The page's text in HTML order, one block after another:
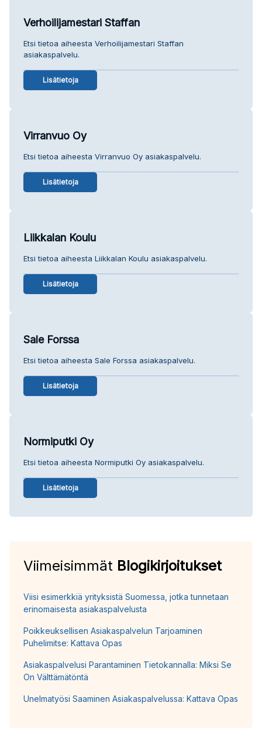
Verhoilijamestari Staffan
Etsi tietoa aiheesta Verhoilijamestari Staffan
asiakaspalvelu.
Lisätietoja
Virranvuo Oy
Etsi tietoa aiheesta Virranvuo Oy asiakaspalvelu.
Lisätietoja
Liikkalan Koulu
Etsi tietoa aiheesta Liikkalan Koulu asiakaspalvelu.
Lisätietoja
Sale Forssa
Etsi tietoa aiheesta Sale Forssa asiakaspalvelu.
Lisätietoja
Normiputki Oy
Etsi tietoa aiheesta Normiputki Oy asiakaspalvelu.
Lisätietoja
Viimeisimmät Blogikirjoitukset
Viisi esimerkkiä yrityksistä Suomessa, jotka tunnetaan
erinomaisesta asiakaspalvelusta
Poikkeuksellisen Asiakaspalvelun Tarjoaminen
Puhelimitse: Kattava Opas
Asiakaspalvelusi Parantaminen Tietokannalla: Miksi Se
On Välttämätöntä
Unelmatyösi Saaminen Asiakaspalvelussa: Kattava Opas